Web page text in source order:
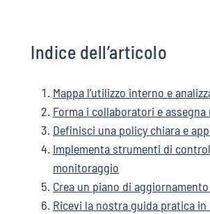
Indice dell’articolo
Mappa l’utilizzo interno e
Forma i collaboratori e
Definisci una policy chiara e
Implementa strumenti di
monitoraggio
Crea un piano di
Ricevi la nostra guida pratica in